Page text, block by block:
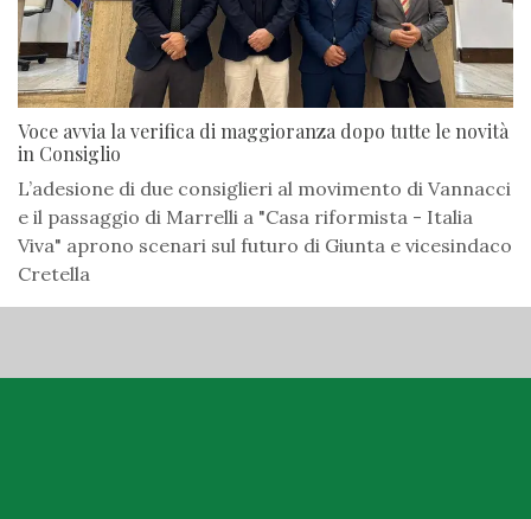
Voce avvia la verifica di maggioranza dopo tutte le novità
in Consiglio
L’adesione di due consiglieri al movimento di Vannacci
e il passaggio di Marrelli a "Casa riformista - Italia
Viva" aprono scenari sul futuro di Giunta e vicesindaco
Cretella